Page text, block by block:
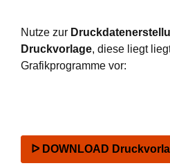
Nutze zur
Druckvorlage, diese liegt
Grafikprogramme vor:
ᐅ DOWNLOAD